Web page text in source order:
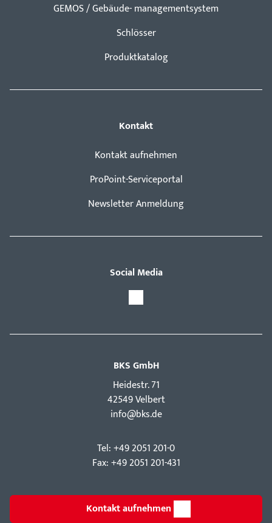
GEMOS / Gebäude- managementsystem
Schlösser
Produktkatalog
Kontakt
Kontakt aufnehmen
ProPoint-Serviceportal
Newsletter Anmeldung
Social Media
BKS GmbH
Hei­destr. 71
42549 Velbert
info@bks.de
Tel: +49 2051 201-0
Fax: +49 2051 201-431
Kontakt aufnehmen